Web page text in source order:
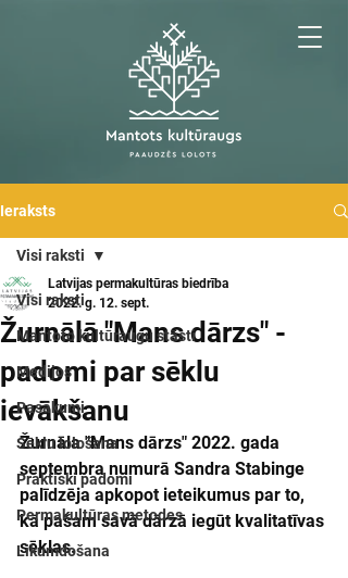
Ieraksts
Visi raksti
Mantoto kultūraugu stāsti
Medijos
Pasākumi
Sēklu lološana
Praktiski padomi
Permakultūras metodes
Likumdošana
Visi raksti
Žurnālā "Mans dārzs" -
padomi par sēklu
ievākšanu
Latvijas permakultūras biedrība
2022. g. 12. sept.
Žurnāla "Mans dārzs" 2022. gada
septembra numurā Sandra Stabinge
palīdzēja apkopot ieteikumus par to,
kā pašam savā dārzā iegūt kvalitatīvas
sēklas.